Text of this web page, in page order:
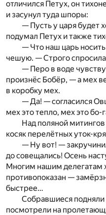
отличился Петух, он
и засунул туда шпоры:
— Пусть у царя будет
подумал Петух и также
— Что наш царь
чешую. — Строго
— Перо в воде
произнёс Бобёр, — а мех
в коробку мех.
— Да! — согласился
мех это тепло, мех это бо-
Над поляной
косяк перелётных уток-
— Ну вот! —
до совещались! Осень
Многим нашим делегатам
противопоказан —
быстрее…
Собравшиеся подняли
посмотрели на